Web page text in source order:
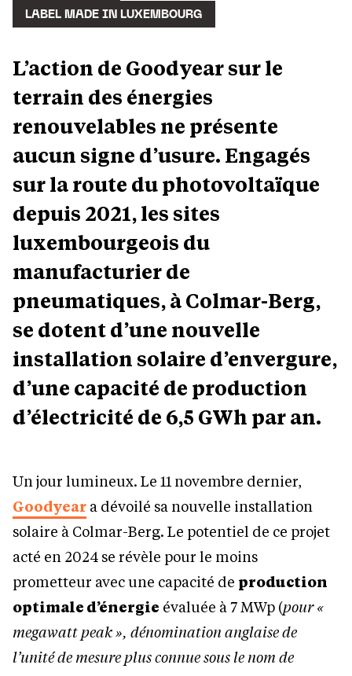
LABEL MADE IN LUXEMBOURG
L’action de Goodyear sur le
terrain des énergies
renouvelables ne présente
aucun signe d’usure. Engagés
sur la route du photovoltaïque
depuis 2021, les sites
luxembourgeois du
manufacturier de
pneumatiques, à Colmar-Berg,
se dotent d’une nouvelle
installation solaire d’envergure,
d’une capacité de production
d’électricité de 6,5 GWh par an.
Un jour lumineux. Le 11 novembre dernier,
Goodyear a dévoilé sa nouvelle installation
solaire à Colmar-Berg. Le potentiel de ce projet
acté en 2024 se révèle pour le moins
prometteur avec une capacité de production
optimale d’énergie évaluée à 7 MWp (pour «
megawatt peak », dénomination anglaise de
l’unité de mesure plus connue sous le nom de